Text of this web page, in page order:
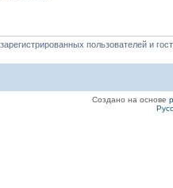
пользователей и
Создано на основе